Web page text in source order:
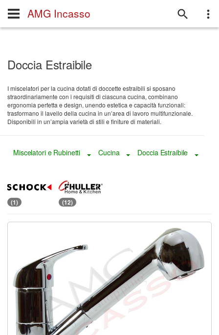
AMG Incasso
Doccia Estraibile
I miscelatori per la cucina dotati di doccette estraibili si sposano
straordinariamente con i requisiti di ciascuna cucina, combinano
ergonomia perfetta e design, unendo estetica e capacità funzionali:
trasformano il lavello della cucina in un’area di lavoro multifunzionale.
Disponibili in un’ampia varietà di stili e finiture di materiali.
Miscelatori e Rubinetti Toggle Dropdown
Cucina Toggle Dropdown
Doccia Estraibile
(1) (12)